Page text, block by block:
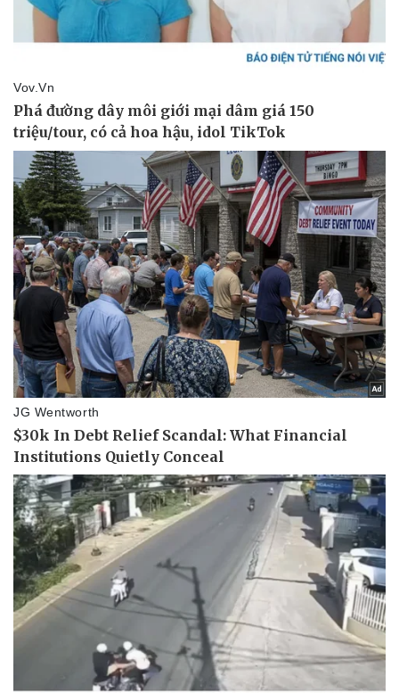
Doanh nghiệp
Thông tin doanh nghiệp
Doanh nghiệp 24h
Doanh nhân
Vì cộng đồng
Công nghệ
Sành điệu
Tin Công nghệ
Trải nghiệm